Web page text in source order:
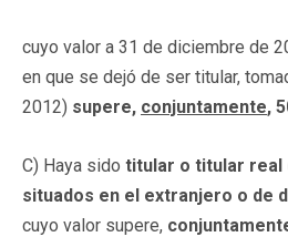
cuyo valor a 31 de diciembre de
en que se dejó de ser titular,
2012) supere, conjuntamente,
C) Haya sido titular o titular real
situados en el extranjero o de
cuyo valor supere,